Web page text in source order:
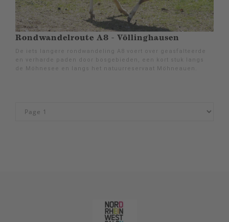
Rondwandelroute A8 - Völlinghausen
De iets langere rondwandeling A8 voert over geasfalteerde
en verharde paden door bosgebieden, een kort stuk langs
de Möhnesee en langs het natuurreservaat Möhneauen.